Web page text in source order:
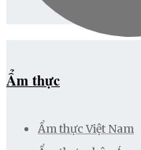
Ẩm thực
Ẩm thực Việt Nam